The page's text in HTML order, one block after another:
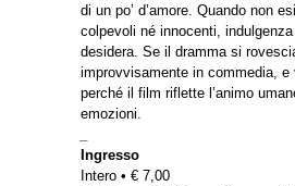
di un po’ d’amore. Quando non
colpevoli né innocenti,
desidera. Se il dramma si
improvvisamente in commedia, e
perché il film riflette l’animo
emozioni.
Ingresso
Intero • € 7,00